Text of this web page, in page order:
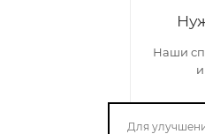
Наши
Для